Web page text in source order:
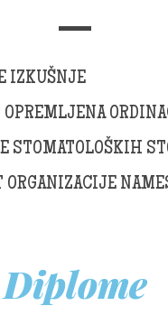
IZKUŠNJE
OPREMLJENA
STOMATOLOŠKIH
ORGANIZACIJE
Diplome